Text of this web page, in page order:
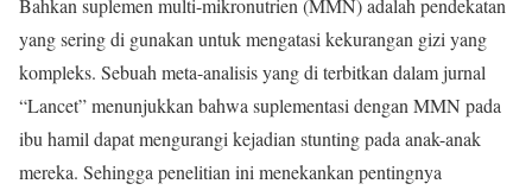
Bahkan suplemen multi-mikronutrien (MMN) adalah pendekatan
yang sering di gunakan untuk mengatasi kekurangan gizi yang
kompleks. Sebuah meta-analisis yang di terbitkan dalam jurnal
“Lancet” menunjukkan bahwa suplementasi dengan MMN pada
ibu hamil dapat mengurangi kejadian stunting pada anak-anak
mereka. Sehingga penelitian ini menekankan pentingnya